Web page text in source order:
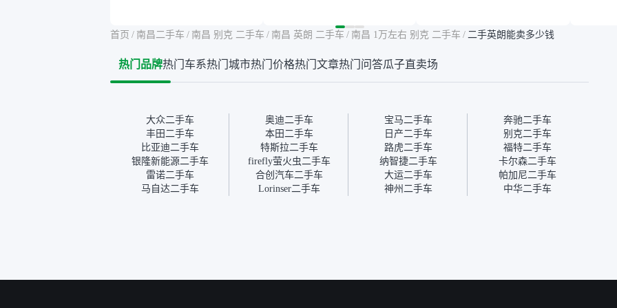
况。我拿到你们的信息之
些报告查询（用了其他平
台），同时也找了朋友帮忙
没问题。购车流程挺快的，
我第一天看车，第二天你们
就约我到店，我第三天去提
的车。去之前我提前跟交接
人员说好，到了之后要当着
我的面再做一次复检，你们
也安排了师傅，服务可以，
平台，车价贵点也正常，毕
竟有保障。其他平台上很多
敢买。瓜子有检测有售后，
透明。”
期，这一点很便捷，其他平
线上办不了，这是瓜子最核
比线下贵1000-2000元，因
为瓜子有质保，车子出小毛
病维修更有保障。”
首页 / 南昌二手车 / 南昌 别克 二手车 / 南昌 英朗 二手车 / 南昌 1万左右 别克 二手车 / 二手英朗能卖多少钱
热门品牌热门车系热门城市热门价格热门文章热门问答瓜子直卖场
大众二手车 奥迪二手车 宝马二手车
奔驰二手车
丰田二手车
本田二手车 日产二手车
别克二手车
比亚迪二手车
特斯拉二手车 路虎二手车
福特二手车
银隆新能源二手车
firefly萤火虫二手车 纳智捷二手车
卡尔森二手车
雷诺二手车
合创汽车二手车 大运二手车
帕加尼二手车
马自达二手车
Lorinser二手车 神州二手车 中华二手车